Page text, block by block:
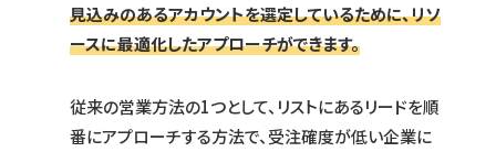
見込みのあるアカウントを選定しているために、リソ
ースに最適化したアプローチができます。
従来の営業方法の1つとして、リストにあるリードを順
番にアプローチする方法で、受注確度が低い企業に